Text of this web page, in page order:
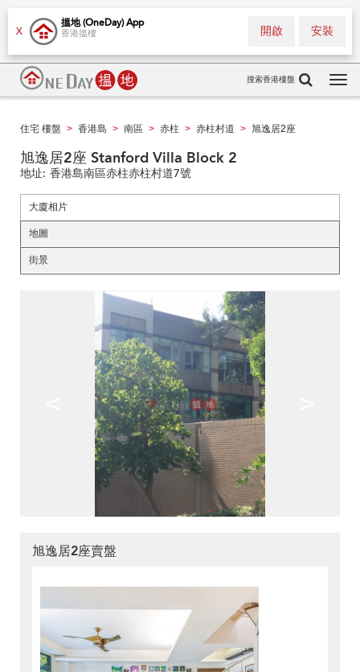
X
搵地 (OneDay) App
香港搵樓 安裝
開啟
搜索香港樓盤
住宅 樓盤 > 香港島 > 南區 > 赤柱 > 赤柱村道 > 旭逸居2座
旭逸居2座 Stanford Villa Block 2
地址: 香港島南區赤柱赤柱村道7號
大廈相片
地圖
街景
旭逸居2座賣盤